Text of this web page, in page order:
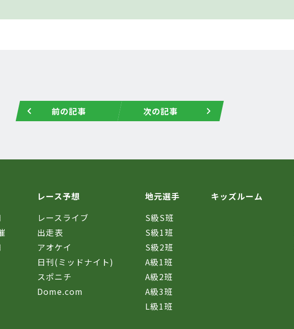
前の記事 次の記事
レース予想
レースライブ
出走表
アオケイ
日刊(ミッドナイト)
スポニチ
Dome.com
地元選手
S級S班
S級1班
S級2班
A級1班
A級2班
A級3班
L級1班
キッズルーム